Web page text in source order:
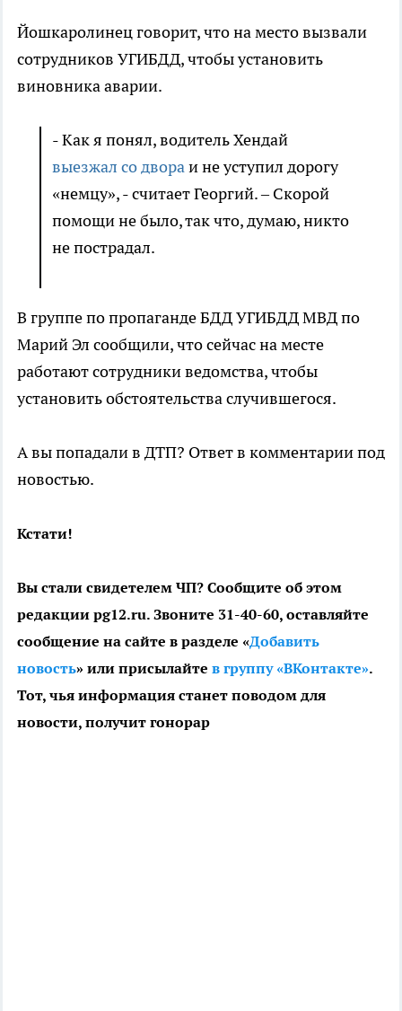
Йошкаролинец говорит, что на место вызвали
сотрудников УГИБДД, чтобы установить
виновника аварии.
- Как я понял, водитель Хендай
выезжал со двораи не уступил дорогу
«немцу», - считает Георгий. – Скорой
помощи не было, так что, думаю, никто
не пострадал.
В группе по пропаганде БДД УГИБДД МВД по
Марий Эл сообщили, что сейчас на месте
работают сотрудники ведомства, чтобы
установить обстоятельства случившегося.
А вы попадали в ДТП? Ответ в комментарии под
новостью.
Кстати!
Вы стали свидетелем ЧП? Сообщите об этом
редакции pg12.ru. Звоните 31-40-60, оставляйте
сообщение на сайте в разделе «Добавить
новость» или присылайте в группу «ВКонтакте».
Тот, чья информация станет поводом для
новости, получит гонорар